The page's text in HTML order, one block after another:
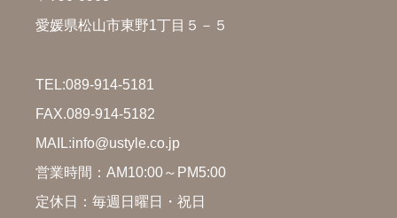
愛媛県松山市東野1丁目５－５
TEL:089-914-5181
FAX.089-914-5182
MAIL:info@ustyle.co.jp
営業時間：AM10:00～PM5:00
定休日：毎週日曜日・祝日